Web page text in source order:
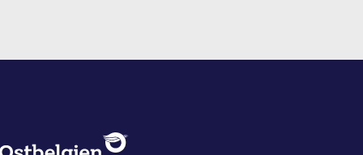
DATENSCHUTZ, IMPRESSUM